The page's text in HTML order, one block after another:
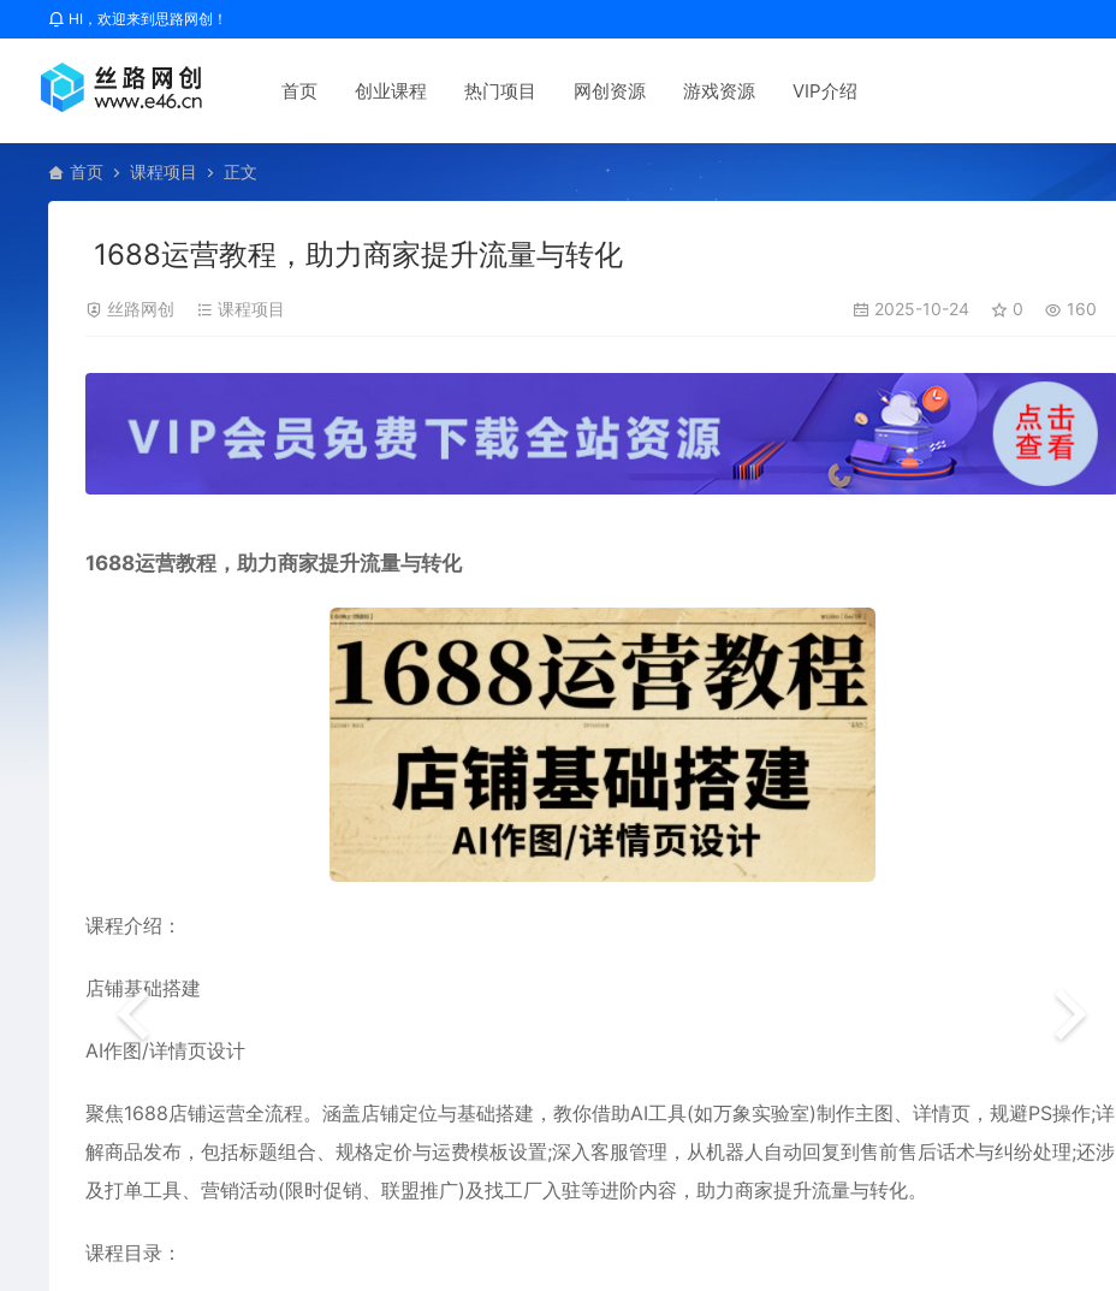
HI，欢迎来到思路网创！
首页 创业课程 热门项目 网创资源 游戏资源 VIP介绍
首页 课程项目 正文
1688运营教程，助力商家提升流量与转化
丝路网创 课程项目 2025-10-24 0 160
1688运营教程，助力商家提升流量与转化
课程介绍：
店铺基础搭建
AI作图/详情页设计
聚焦1688店铺运营全流程。涵盖店铺定位与基础搭建，教你借助AI工具(如万象实验室)制作主图、详情页，规避PS操作;详
解商品发布，包括标题组合、规格定价与运费模板设置;深入客服管理，从机器人自动回复到售前售后话术与纠纷处理;还涉
及打单工具、营销活动(限时促销、联盟推广)及找工厂入驻等进阶内容，助力商家提升流量与转化。
课程目录：